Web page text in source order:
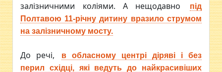
залізничними коліями. А нещодавно
під
Полтавою 11-річну дитину вразило струмом
на залізничному мосту.
До речі,
в обласному центрі діряві і без
перил східці, які ведуть до найкрасивіших